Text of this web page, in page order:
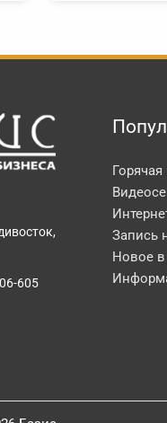
605
Запись
Новое в